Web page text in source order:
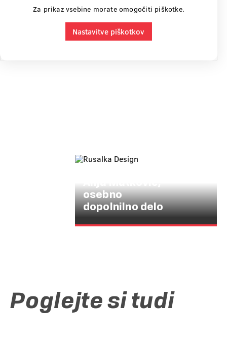
Za prikaz vsebine morate omogočiti piškotke.
Nastavitve piškotkov
osebno
dopolnilno delo
Poglejte si tudi